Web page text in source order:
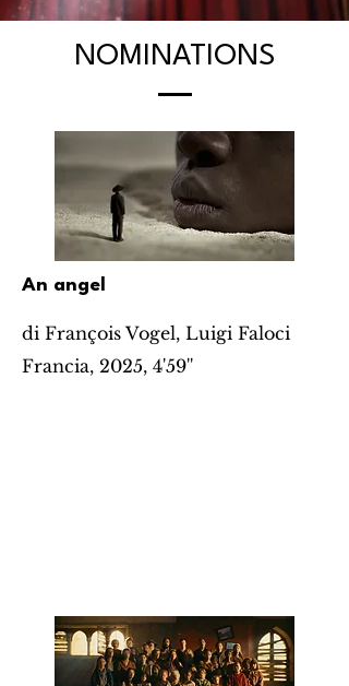
NOMINATIONS
An angel
di François Vogel, Luigi Faloci
Francia, 2025, 4'59''